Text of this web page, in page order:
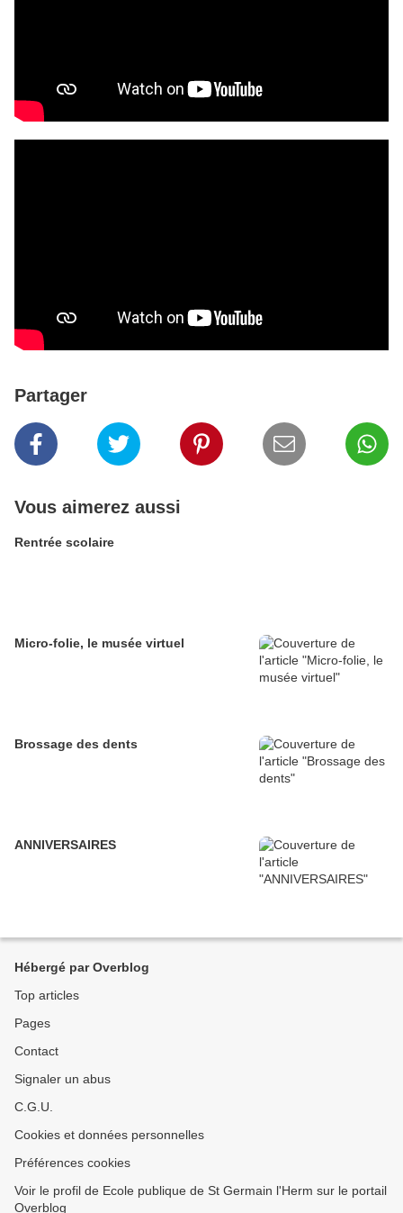
Partager
Vous aimerez aussi
Rentrée scolaire
Micro-folie, le musée virtuel
Brossage des dents
ANNIVERSAIRES
Hébergé par Overblog
Top articles
Pages
Contact
Signaler un abus
C.G.U.
Cookies et données personnelles
Préférences cookies
Voir le profil de Ecole publique de St Germain l'Herm sur le portail
Overblog